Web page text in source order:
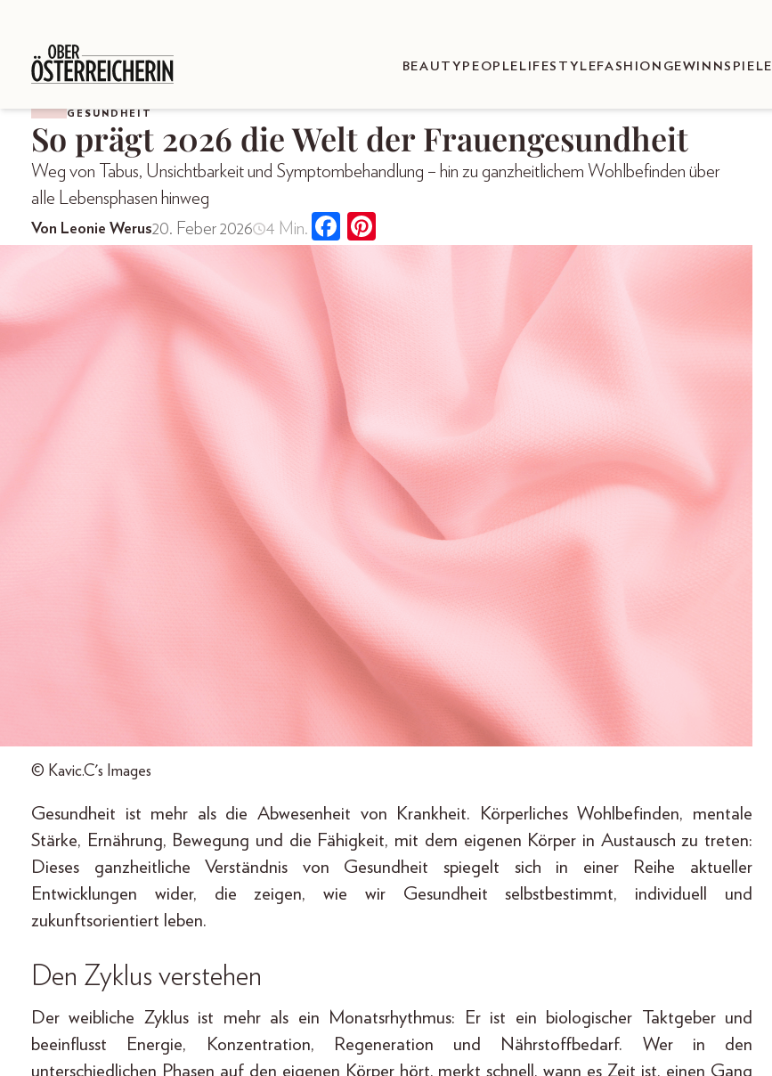
BEAUTY PEOPLE LIFESTYLEFASHION GEWINNSPIELE
GESUNDHEIT
So prägt 2026 die Welt der Frauengesundheit
Weg von Tabus, Unsichtbarkeit und Symptombehandlung – hin zu ganzheitlichem Wohlbefinden über
alle Lebensphasen hinweg
Von Leonie Werus20. Feber 2026 4 Min.
© Kavic.C's Images
Gesundheit ist mehr als die Abwesenheit von Krankheit. Körperliches Wohlbefinden, mentale
Stärke, Ernährung, Bewegung und die Fähigkeit, mit dem eigenen Körper in Austausch zu treten:
Dieses ganzheitliche Verständnis von Gesundheit spiegelt sich in einer Reihe aktueller
Entwicklungen wider, die zeigen, wie wir Gesundheit selbstbestimmt, individuell und
zukunftsorientiert leben.
Den Zyklus verstehen
Der weibliche Zyklus ist mehr als ein Monatsrhythmus: Er ist ein biologischer Taktgeber und
beeinflusst Energie, Konzentration, Regeneration und Nährstoffbedarf. Wer in den
unterschiedlichen Phasen auf den eigenen Körper hört, merkt schnell, wann es Zeit ist, einen Gang